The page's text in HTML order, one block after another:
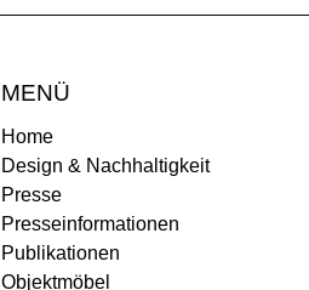
MENÜ
Home
Design & Nachhaltigkeit
Presse
Presseinformationen
Publikationen
Objektmöbel